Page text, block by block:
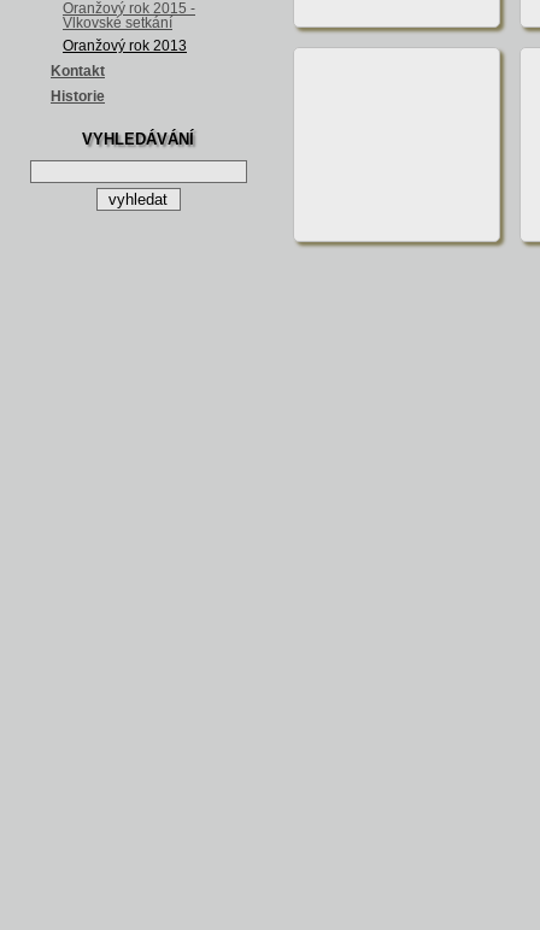
Oranžový rok 2015 -
Vlkovské setkání
Oranžový rok 2013
Kontakt
Historie
VYHLEDÁVÁNÍ